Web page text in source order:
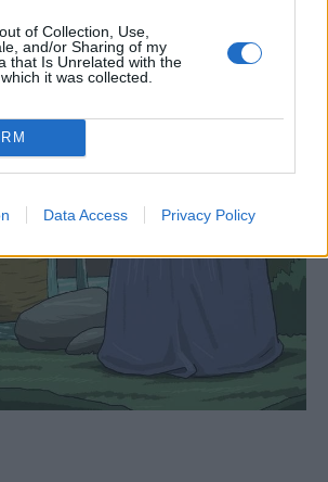
of Collection, Use,
and/or Sharing of my
that Is Unrelated with the
it was collected.
Data Access Privacy Policy